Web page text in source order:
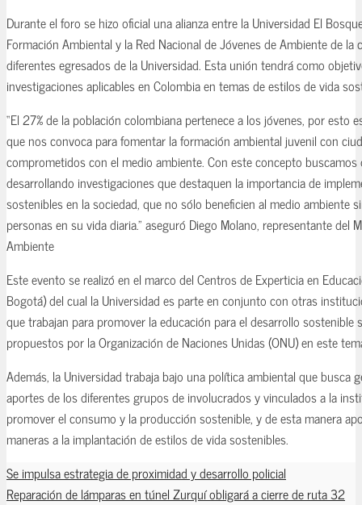
Durante el foro se hizo oficial una alianza entre la Universidad El
Formación Ambiental y la Red Nacional de Jóvenes de Ambiente de la
diferentes egresados de la Universidad. Esta unión tendrá como
investigaciones aplicables en Colombia en temas de estilos de vida
“El 27% de la población colombiana pertenece a los jóvenes, por esto
que nos convoca para fomentar la formación ambiental juvenil con
comprometidos con el medio ambiente. Con este concepto
desarrollando investigaciones que destaquen la importancia de
sostenibles en la sociedad, que no sólo beneficien al medio ambiente
personas en su vida diaria.” aseguró Diego Molano, representante del
Ambiente
Este evento se realizó en el marco del Centros de Experticia en
Bogotá) del cual la Universidad es parte en conjunto con otras
que trabajan para promover la educación para el desarrollo sostenible
propuestos por la Organización de Naciones Unidas (ONU) en este
Además, la Universidad trabaja bajo una política ambiental que busca
aportes de los diferentes grupos de involucrados y vinculados a la
promover el consumo y la producción sostenible, y de esta manera
maneras a la implantación de estilos de vida sostenibles.
Se impulsa estrategia de proximidad y desarrollo policial
Reparación de lámparas en túnel Zurquí obligará a cierre de ruta 32